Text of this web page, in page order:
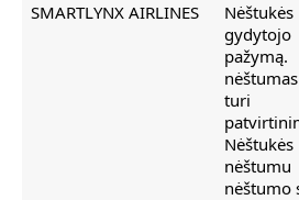
SMARTLYNX AIRLINES
turi
nėštumo